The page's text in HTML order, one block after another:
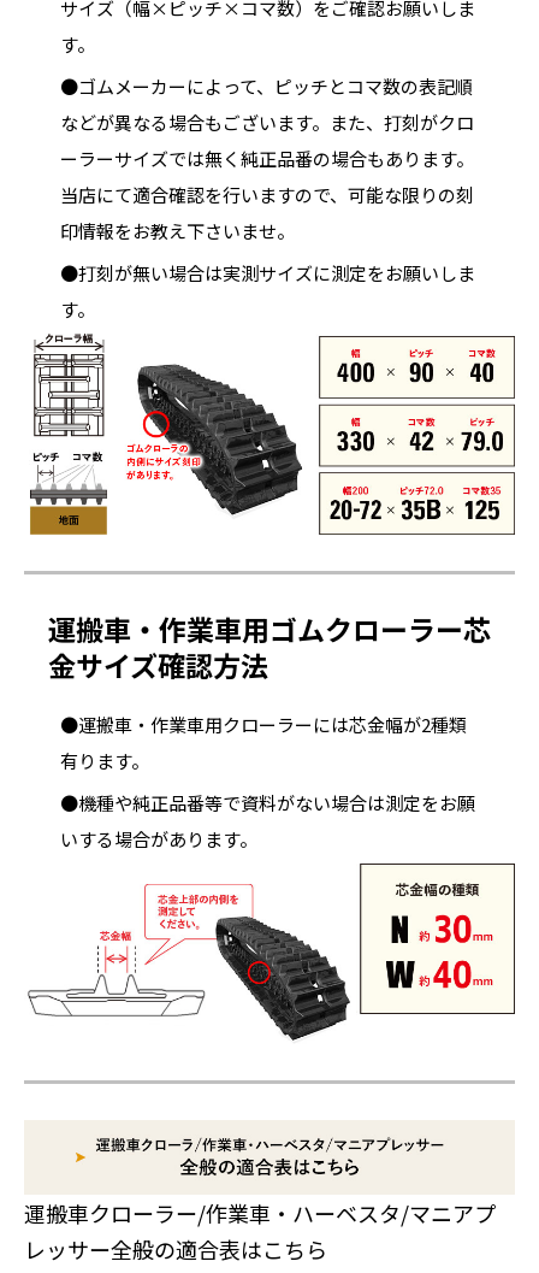
サイズ（幅×ピッチ×コマ数）をご確認お願いしま
す。
●ゴムメーカーによって、ピッチとコマ数の表記順
などが異なる場合もございます。また、打刻がクロ
ーラーサイズでは無く純正品番の場合もあります。
当店にて適合確認を行いますので、可能な限りの刻
印情報をお教え下さいませ。
●打刻が無い場合は実測サイズに測定をお願いしま
す。
運搬車・作業車用ゴムクローラー芯
金サイズ確認方法
●運搬車・作業車用クローラーには芯金幅が2種類
有ります。
●機種や純正品番等で資料がない場合は測定をお願
いする場合があります。
運搬車クローラー/作業車・ハーベスタ/マニアプ
レッサー全般の適合表はこちら